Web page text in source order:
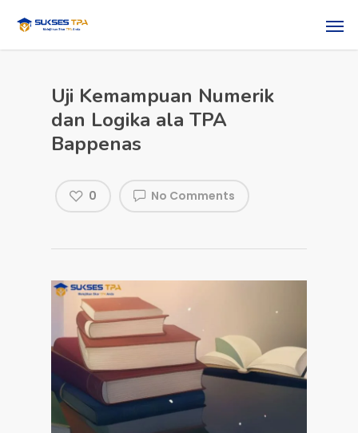
Uji Kemampuan Numerik
dan Logika ala TPA
Bappenas
No Comments
0